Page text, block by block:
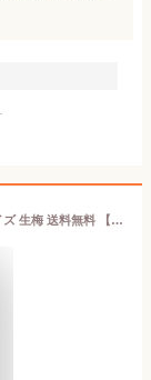
【冷凍】超完熟南高梅 1kg,2kg,5kg, by 梅ボーイズ 生梅 送料無料 【超完熟南高梅 紀州産（和歌山県、三重県） 紀州南高梅 南高梅 無添加 梅ジュース 冷凍】